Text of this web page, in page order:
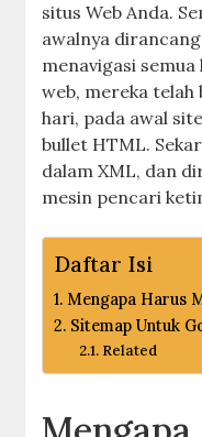
situs Web Anda.
awalnya
menavigasi
web, mereka
hari, pada awal
bullet HTML.
dalam XML, dan
mesin pencari
Daftar Isi
Mengapa Harus
Sitemap Untuk
Related